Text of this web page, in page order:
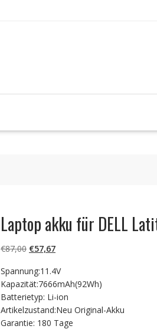
Laptop akku für DELL
€87,00 Ursprünglicher
war:
€87,00
€57,67Aktueller
ist:
€57,67.
Spannung:11.4V
Kapazität:7666mAh(92Wh)
Batterietyp: Li-ion
Artikelzustand:Neu Original-Akku
Garantie: 180 Tage